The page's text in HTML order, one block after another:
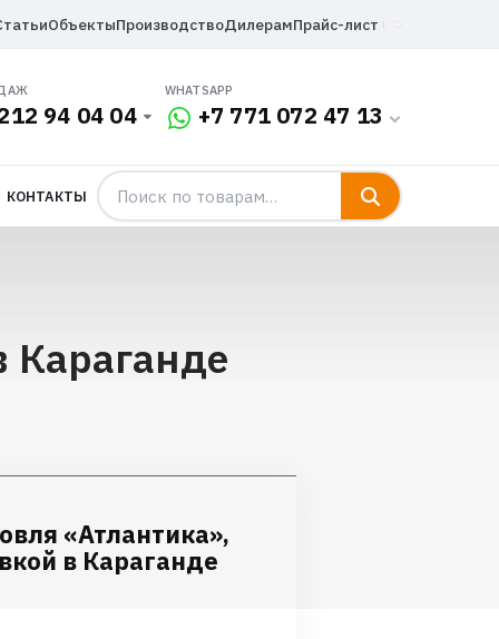
ОбъектыПроизводствоДилерамПрайс-лист
94 04 04
WHATSAPP
+7 771 072 47 13
КОНТАКТЫ
Караганде
«Атлантика»,
в Караганде